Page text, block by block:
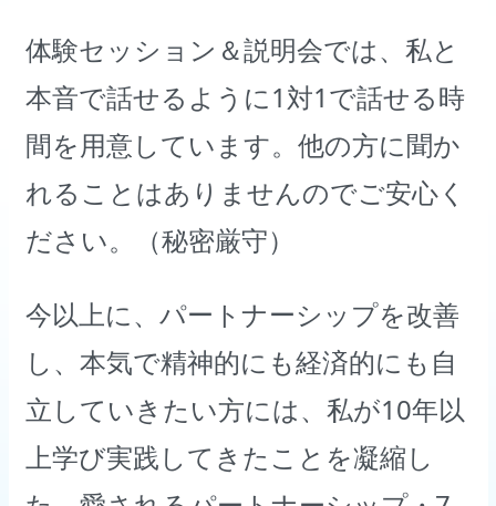
体験セッション＆説明会では、私と
本音で話せるように1対1で話せる時
間を用意しています。他の方に聞か
れることはありませんのでご安心く
ださい。（秘密厳守）
今以上に、パートナーシップを改善
し、本気で精神的にも経済的にも自
立していきたい方には、私が10年以
上学び実践してきたことを凝縮し